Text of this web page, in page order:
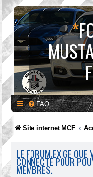
*
FAQ
Site internet MCF
LE FORUM EXIGE
CONNECTÉ POUR
MEMBRES.